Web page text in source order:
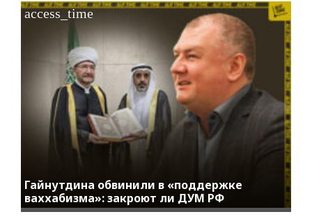
Гайнутдина обвинили в «поддержке
ваххабизма»: закроют ли ДУМ РФ
access_time